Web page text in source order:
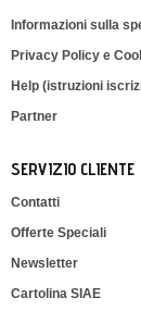
Informazioni sulla
Privacy Policy e
Help (istruzioni
Partner
SERVIZIO CLIENTE
Contatti
Offerte Speciali
Newsletter
Cartolina SIAE